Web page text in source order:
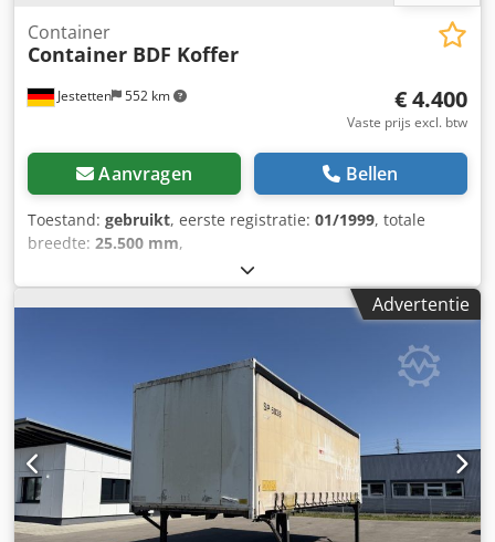
Jestetten 552 km
Container
Container BDF Koffer
€ 4.400
Vaste prijs excl. btw
Aanvragen Bellen
Toestand: gebruikt, eerste registratie: 01/1999, totale
breedte: 25.500 mm,
Advertentie